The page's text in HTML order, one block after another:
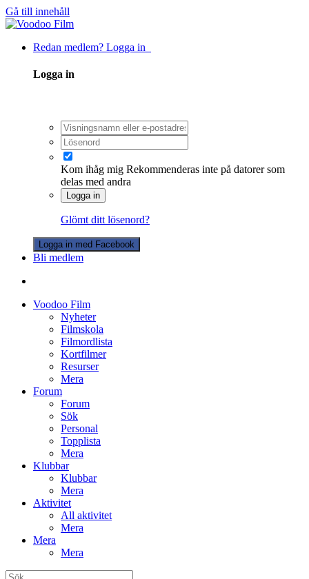
Gå till innehåll
Redan medlem? Logga in
Logga in
Kom ihåg mig Rekommenderas inte på datorer som
delas med andra
Logga in
Glömt ditt lösenord?
Logga in med Facebook
Bli medlem
Voodoo Film
Nyheter
Filmskola
Filmordlista
Kortfilmer
Resurser
Mera
Forum
Forum
Sök
Personal
Topplista
Mera
Klubbar
Klubbar
Mera
Aktivitet
All aktivitet
Mera
Mera
Mera